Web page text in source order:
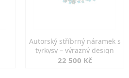
Autorský stříbrný náramek s
tyrkysy – výrazný design
22 500 Kč